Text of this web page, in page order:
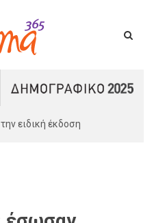
την ειδική έκδοση